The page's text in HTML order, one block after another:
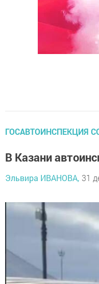
ГОСАВТОИНСПЕКЦИЯ
В Казани
Эльвира ИВАНОВА, 31